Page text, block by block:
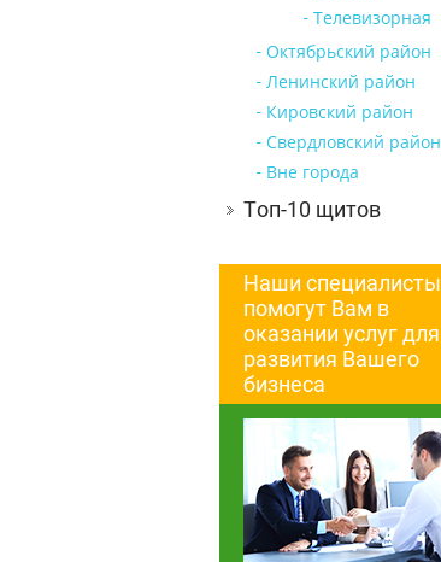
Телевизорная
Октябрьский район
Ленинский район
Кировский район
Свердловский район
Вне города
Топ-10 щитов
Наши специалисты
помогут Вам в
оказании услуг для
развития Вашего
бизнеса